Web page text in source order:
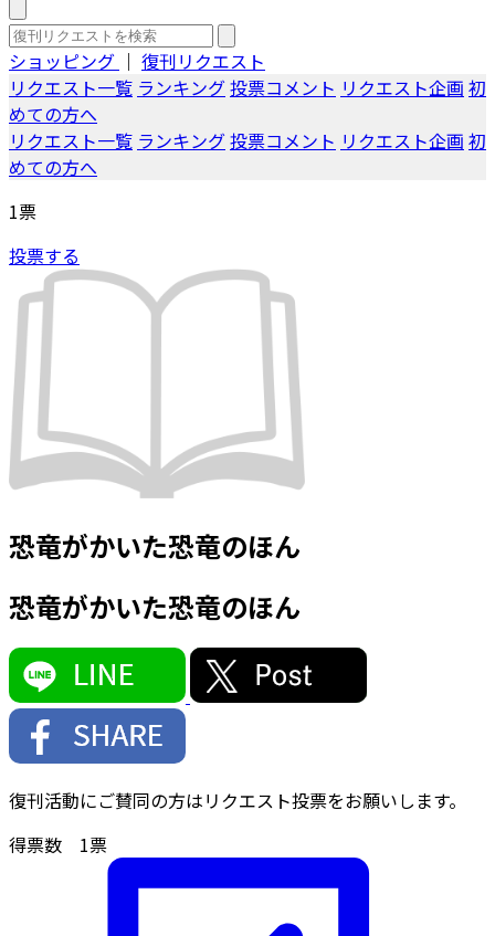
ショッピング ｜ 復刊リクエスト
リクエスト一覧 ランキング投票コメント リクエスト企画 初
めての方へ
リクエスト一覧 ランキング投票コメント リクエスト企画 初
めての方へ
1票
投票する
恐竜がかいた恐竜のほん
恐竜がかいた恐竜のほん
復刊活動にご賛同の方はリクエスト投票をお願いします。
得票数 1票